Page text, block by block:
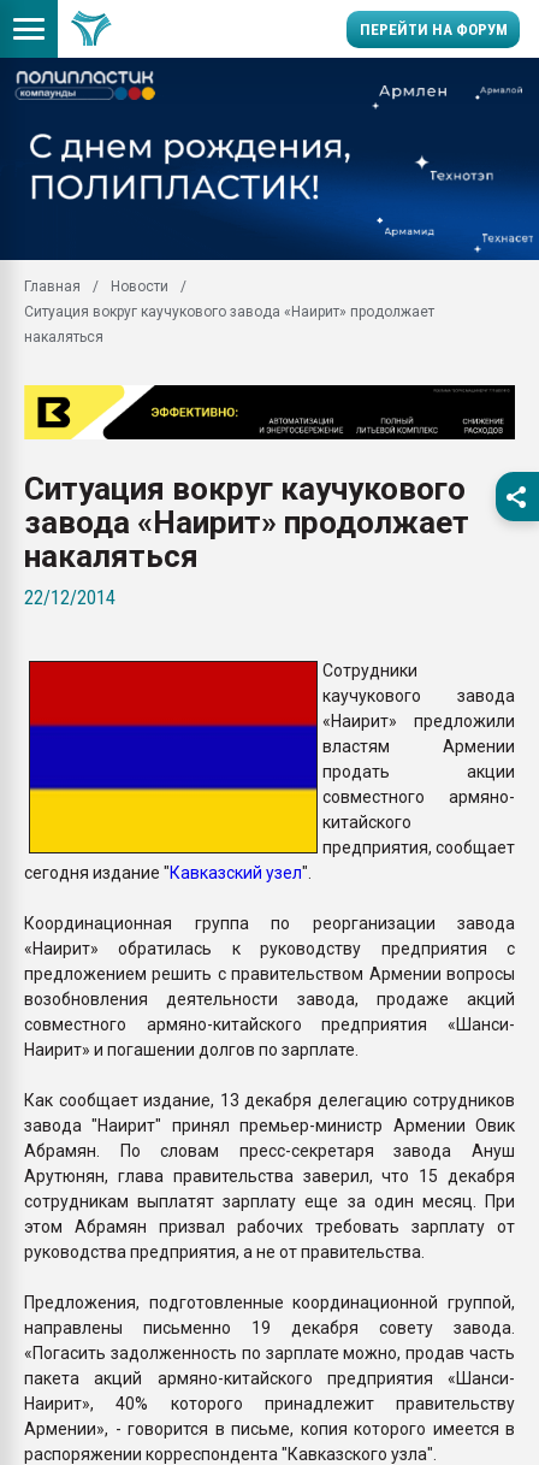
ПЕРЕЙТИ НА ФОРУМ
заводу пластмасс"
28.07.2026
первый план в
28.07.2026
ситуацией на
Главная
Новости
Ситуация вокруг каучукового завода «Наирит» продолжает
накаляться
Ситуация вокруг каучукового
завода «Наирит» продолжает
накаляться
22/12/2014
Сотрудники
каучукового завода
«Наирит» предложили
властям Армении
продать акции
совместного армяно-
китайского
предприятия, сообщает
сегодня издание "Кавказский узел".
Координационная группа по реорганизации завода
«Наирит» обратилась к руководству предприятия с
предложением решить с правительством Армении вопросы
возобновления деятельности завода, продаже акций
совместного армяно-китайского предприятия «Шанси-
Наирит» и погашении долгов по зарплате.
Как сообщает издание, 13 декабря делегацию сотрудников
завода "Наирит" принял премьер-министр Армении Овик
Абрамян. По словам пресс-секретаря завода Ануш
Арутюнян, глава правительства заверил, что 15 декабря
сотрудникам выплатят зарплату еще за один месяц. При
этом Абрамян призвал рабочих требовать зарплату от
руководства предприятия, а не от правительства.
Предложения, подготовленные координационной группой,
направлены письменно 19 декабря совету завода.
«Погасить задолженность по зарплате можно, продав часть
пакета акций армяно-китайского предприятия «Шанси-
Наирит», 40% которого принадлежит правительству
Армении», - говорится в письме, копия которого имеется в
распоряжении корреспондента "Кавказского узла".